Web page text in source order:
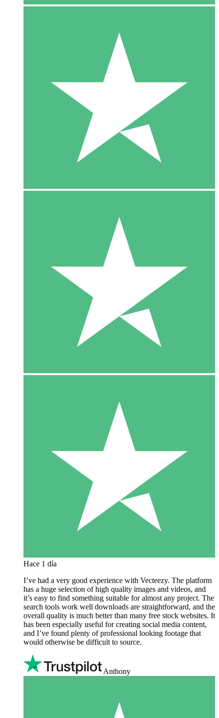
Hace 1 día
I’ve had a very good experience with Vecteezy. The platform
has a huge selection of high quality images and videos, and
it’s easy to find something suitable for almost any project. The
search tools work well downloads are straightforward, and the
overall quality is much better than many free stock websites. It
has been especially useful for creating social media content,
and I’ve found plenty of professional looking footage that
would otherwise be difficult to source.
Anthony